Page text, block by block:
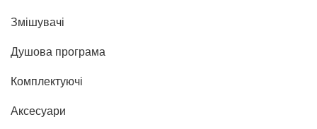
Змішувачі
Душова програма
Комплектуючі
Аксесуари